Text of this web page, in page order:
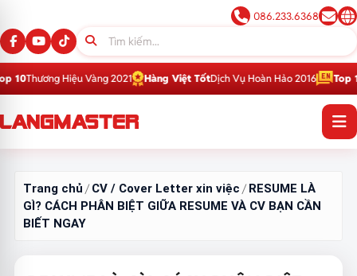
086.233.6368
Vàng 2021 Hàng Việt TốtDịch Vụ Hoàn Hảo 2016 Top 1Thương Hiệu
Trang chủ /CV / Cover Letter xin việc /RESUME LÀ
GÌ? CÁCH PHÂN BIỆT GIỮA RESUME VÀ CV BẠN CẦN
BIẾT NGAY